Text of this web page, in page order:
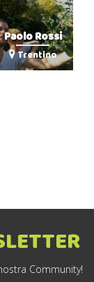
Paolo Rossi
Trentino
Community!